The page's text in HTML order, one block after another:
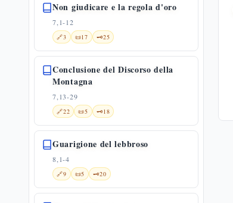
Non giudicare e la regola d'oro
7,1-12
🔗3 📜17 🗝️25
Conclusione del Discorso della
Montagna
7,13-29
🔗22 📜5 🗝️18
Guarigione del lebbroso
8,1-4
🔗9 📜5 🗝️20